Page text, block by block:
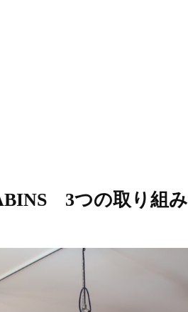
3つの取り組み